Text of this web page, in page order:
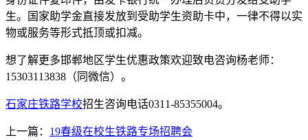
生。国家助学金直接发放到受助学生资助卡中，一律不得以实
物或服务等形式抵顶或扣减。
想了解更多邯郸地区学生优惠政策欢迎致电咨询杨老师：
15303113838（同微信）。
石家庄铁路学校招生咨询电话0311-85355004。
上一篇： 19春级在校生铁路专场招聘会